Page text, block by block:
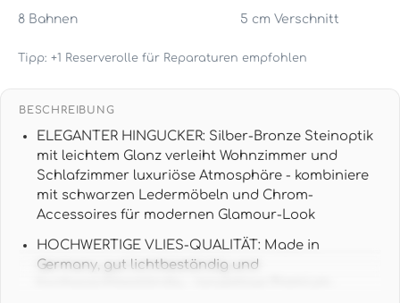
8 Bahnen 5 cm Verschnitt
Tipp: +1 Reserverolle für Reparaturen empfohlen
BESCHREIBUNG
ELEGANTER HINGUCKER: Silber-Bronze Steinoptik
mit leichtem Glanz verleiht Wohnzimmer und
Schlafzimmer luxuriöse Atmosphäre - kombiniere
mit schwarzen Ledermöbeln und Chrom-
Accessoires für modernen Glamour-Look
HOCHWERTIGE VLIES-QUALITÄT: Made in
Germany, gut lichtbeständig und